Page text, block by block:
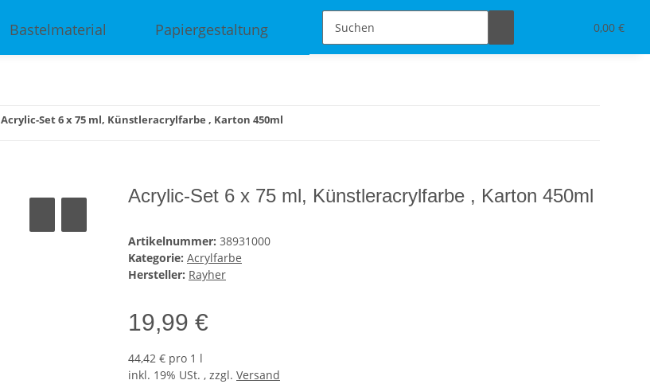
0,00 €
Bastelmaterial Papiergestaltung Schmuckdesign Tischdeko & Accessoires
Acrylic-Set 6 x 75 ml, Künstleracrylfarbe , Karton 450ml
Acrylic-Set 6 x 75 ml, Künstleracrylfarbe , Karton 450ml
Artikelnummer: 38931000
Kategorie: Acrylfarbe
Hersteller: Rayher
19,99 €
44,42 € pro 1 l
inkl. 19% USt. , zzgl. Versand